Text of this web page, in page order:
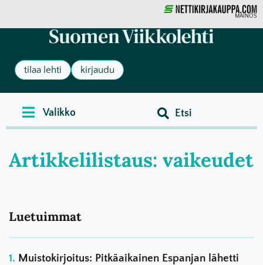
MAINOS
tilaa lehti kirjaudu
Artikkelilistaus: vaikeudet
Luetuimmat
Muistokirjoitus: Pitkäaikainen Espanjan lähetti